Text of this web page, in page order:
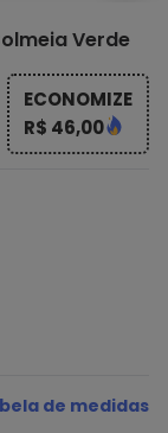
Verde
ECONOMIZE
R$ 46,00
de medidas